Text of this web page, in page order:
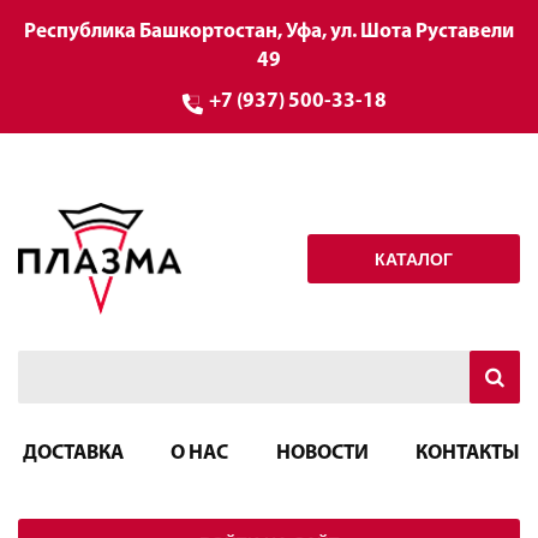
Республика Башкортостан, Уфа, ул. Шота Руставели
49
+7 (937) 500-33-18
КАТАЛОГ
ДОСТАВКА О НАС НОВОСТИ КОНТАКТЫ